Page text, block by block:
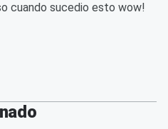
cuando sucedio esto wow!